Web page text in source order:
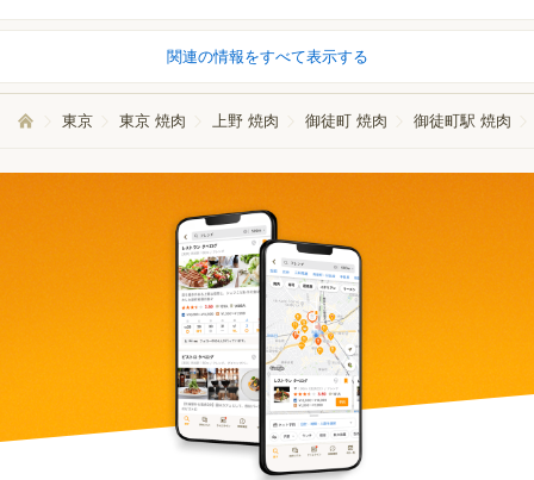
関連の情報をすべて表示する
東京 東京 焼肉 上野 焼肉 御徒町 焼肉 御徒町駅 焼肉